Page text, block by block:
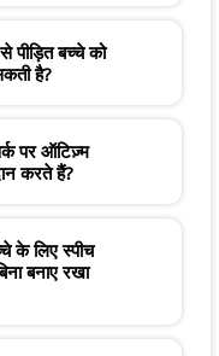
पीड़ित बच्चे को
है?
पर ऑटिज़्म
करते हैं?
के लिए स्पीच
बनाए रखा